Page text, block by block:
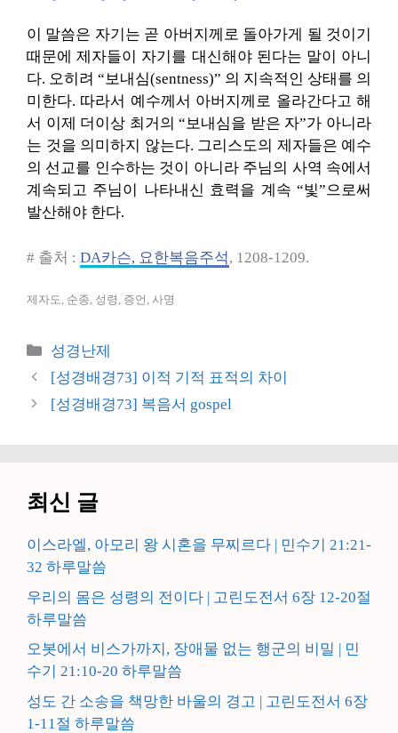
이 말씀은 자기는 곧 아버지께로 돌아가게 될 것이기
때문에 제자들이 자기를 대신해야 된다는 말이 아니
다. 오히려 “보내심(sentness)” 의 지속적인 상태를 의
미한다. 따라서 예수께서 아버지께로 올라간다고 해
서 이제 더이상 최거의 “보내심을 받은 자”가 아니라
는 것을 의미하지 않는다. 그리스도의 제자들은 예수
의 선교를 인수하는 것이 아니라 주님의 사역 속에서
계속되고 주님이 나타내신 효력을 계속 “빛”으로써
발산해야 한다.
# 출처 : DA카슨, 요한복음주석, 1208-1209.
제자도, 순종, 성령, 증언, 사명
카
테
리
성경난제
[성경배경73] 이적 기적 표적의 차이
[성경배경73] 복음서 gospel
최신 글
이스라엘, 아모리 왕 시혼을 무찌르다 | 민수기 21:21-
32 하루말씀
우리의 몸은 성령의 전이다 | 고린도전서 6장 12-20절
하루말씀
오봇에서 비스가까지, 장애물 없는 행군의 비밀 | 민
수기 21:10-20 하루말씀
성도 간 소송을 책망한 바울의 경고 | 고린도전서 6장
1-11절 하루말씀